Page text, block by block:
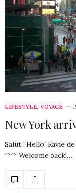
LIFESTYLE, VOYAGE
New York
Salut ! Hello! Ravie
^^ Welcome back!…